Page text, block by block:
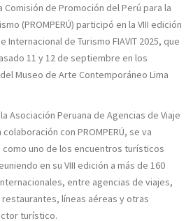
de Promoción del Perú para la
(PROMPERÚ) participó en la VIII edición
Internacional de Turismo FIAVIT 2025, que
11 y 12 de septiembre en los
Museo de Arte Contemporáneo Lima
Asociación Peruana de Agencias de Viaje
colaboración con PROMPERÚ, se va
uno de los encuentros turísticos
en su VIII edición a más de 160
entre agencias de viajes,
líneas aéreas y otras
turístico.